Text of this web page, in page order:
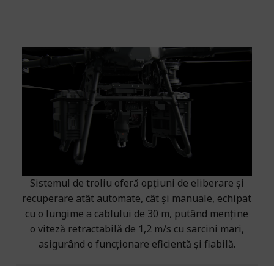
Sistemul de troliu oferă opțiuni de eliberare și
recuperare atât automate, cât și manuale, echipat
cu o lungime a cablului de 30 m, putând menține
o viteză retractabilă de 1,2 m/s cu sarcini mari,
asigurând o funcționare eficientă și fiabilă.